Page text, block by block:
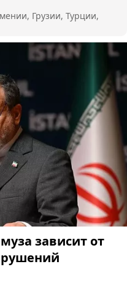
Грузии, Турции,
зависит от